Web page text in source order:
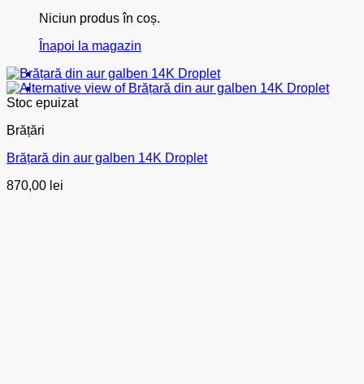
Niciun produs în coș.
Înapoi la magazin
Stoc epuizat
Brățări
Brățară din aur galben 14K Droplet
870,00 lei